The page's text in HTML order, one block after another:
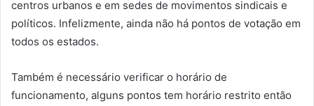
centros urbanos e em sedes de movimentos sindicais e
políticos. Infelizmente, ainda não há pontos de votação em
todos os estados.
Também é necessário verificar o horário de
funcionamento, alguns pontos tem horário restrito então